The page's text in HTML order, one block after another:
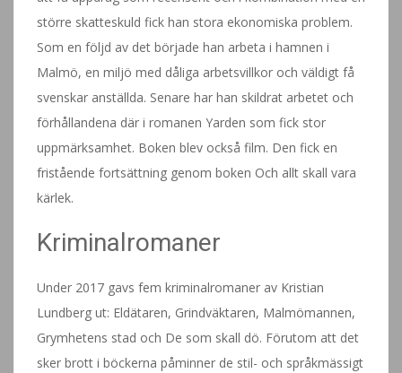
större skatteskuld fick han stora ekonomiska problem.
Som en följd av det började han arbeta i hamnen i
Malmö, en miljö med dåliga arbetsvillkor och väldigt få
svenskar anställda. Senare har han skildrat arbetet och
förhållandena där i romanen Yarden som fick stor
uppmärksamhet. Boken blev också film. Den fick en
fristående fortsättning genom boken Och allt skall vara
kärlek.
Kriminalromaner
Under 2017 gavs fem kriminalromaner av Kristian
Lundberg ut: Eldätaren, Grindväktaren, Malmömannen,
Grymhetens stad och De som skall dö. Förutom att det
sker brott i böckerna påminner de stil- och språkmässigt